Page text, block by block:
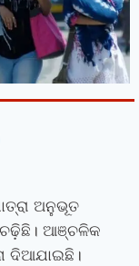
ଅନୁଭୂତ
ଚଢ଼ିଛି। ଆଞ୍ଚଳିକ
ଦିଆଯାଇଛି।